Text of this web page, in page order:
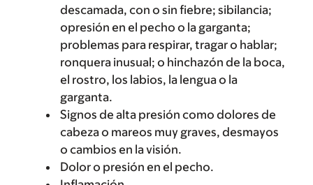
descamada, con o sin fiebre; sibilancia;
opresión en el pecho o la garganta;
problemas para respirar, tragar o hablar;
ronquera inusual; o hinchazón de la boca,
el rostro, los labios, la lengua o la
garganta.
Signos de alta presión como dolores de
cabeza o mareos muy graves, desmayos
o cambios en la visión.
Dolor o presión en el pecho.